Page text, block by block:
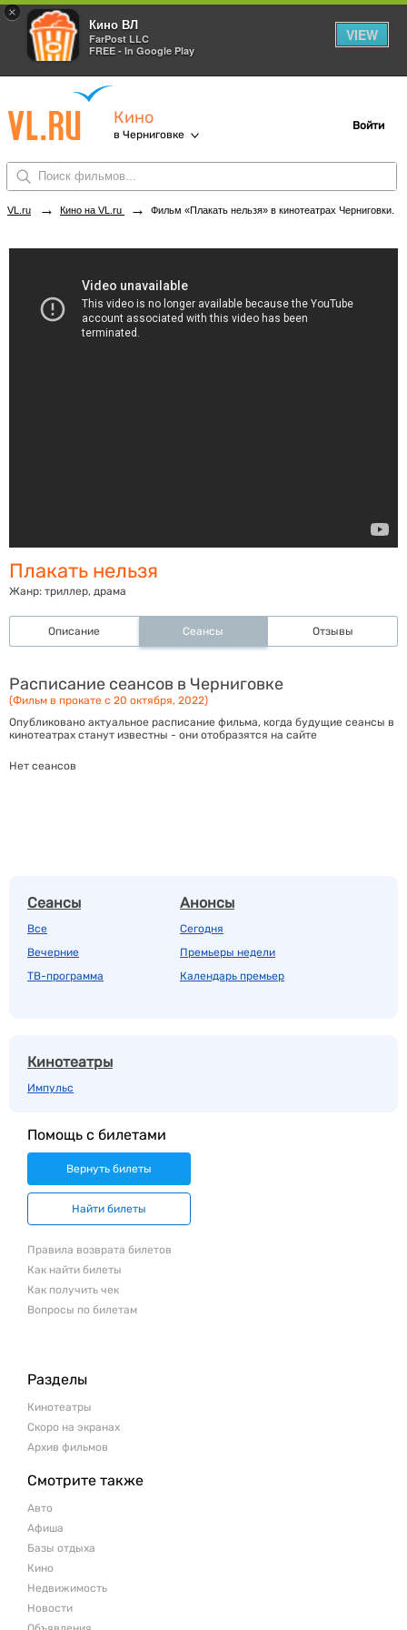
×
Кино ВЛ
FarPost LLC
FREE - In Google Play
VIEW
Кино
в Черниговке
Войти
VL.ru → Кино на VL.ru → Фильм «Плакать нельзя» в кинотеатрах Черниговки. Купить билеты!
Плакать нельзя
Жанр: триллер, драма
Описание Сеансы Отзывы
Расписание сеансов в Черниговке
(Фильм в прокате с 20 октября, 2022)
Опубликовано актуальное расписание фильма, когда будущие сеансы в
кинотеатрах станут известны - они отобразятся на сайте
Нет сеансов
Сеансы
Все
Вечерние
ТВ-программа
Анонсы
Сегодня
Премьеры недели
Календарь премьер
Кинотеатры
Импульс
Помощь с билетами
Вернуть билеты
Найти билеты
Правила возврата билетов
Как найти билеты
Как получить чек
Вопросы по билетам
Разделы
Кинотеатры
Скоро на экранах
Архив фильмов
Смотрите также
Авто
Афиша
Базы отдыха
Кино
Недвижимость
Новости